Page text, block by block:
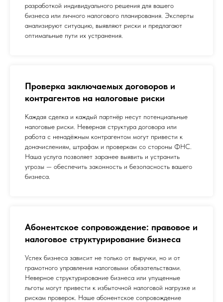
разработкой индивидуального решения для вашего
бизнеса или личного налогового планирования. Эксперты
анализируют ситуацию, выявляют риски и предлагают
оптимальные пути их устранения.
Проверка заключаемых договоров и
контрагентов на налоговые риски
Каждая сделка и каждый партнёр несут потенциальные
налоговые риски. Неверная структура договора или
работа с ненадёжным контрагентом могут привести к
доначислениям, штрафам и проверкам со стороны ФНС.
Наша услуга позволяет заранее выявить и устранить
угрозы — обеспечить законность и безопасность вашего
бизнеса.
Абонентское сопровождение: правовое и
налоговое структурирование бизнеса
Успех бизнеса зависит не только от выручки, но и от
грамотного управления налоговыми обязательствами.
Неверное структурирование бизнеса или упущенные
льготы могут привести к избыточной налоговой нагрузке и
рискам проверок. Наше абонентское сопровождение